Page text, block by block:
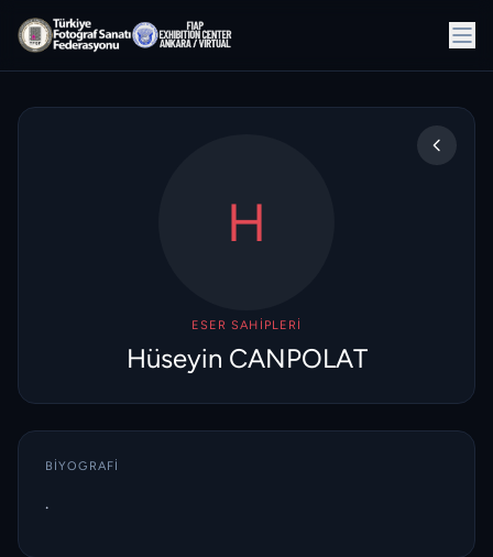
H
ESER SAHIPLERI
Hüseyin CANPOLAT
BIYOGRAFI
.